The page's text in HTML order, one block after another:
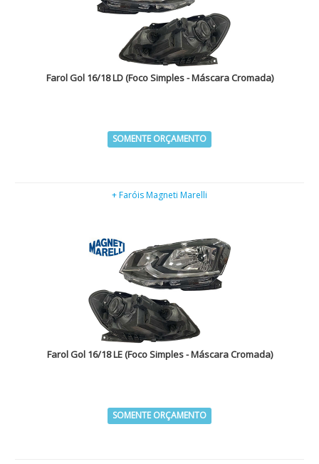
Farol Gol 16/18 LD (Foco Simples - Máscara Cromada)
SOMENTE ORÇAMENTO
+ Faróis Magneti Marelli
Farol Gol 16/18 LE (Foco Simples - Máscara Cromada)
SOMENTE ORÇAMENTO